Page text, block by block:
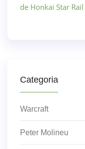
de Honkai Star
Categoria
Warcraft
Peter Molineu